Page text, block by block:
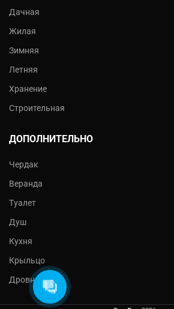
Дачная
Жилая
Зимняя
Летняя
Хранение
Строительная
ДОПОЛНИТЕЛЬНО
Чердак
Веранда
Туалет
Душ
Кухня
Крыльцо
Дровник